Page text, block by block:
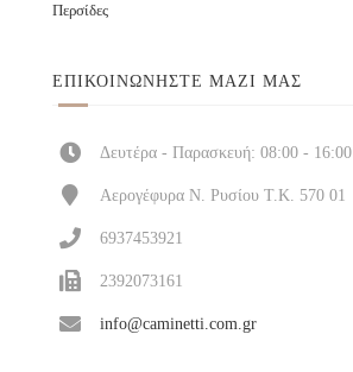
Περσίδες
ΕΠΙΚΟΙΝΩΝΉΣΤΕ ΜΑΖΊ ΜΑΣ
Δευτέρα - Παρασκευή: 08:00 - 16:00
Αερογέφυρα Ν. Ρυσίου Τ.Κ. 570 01
6937453921
2392073161
info@caminetti.com.gr